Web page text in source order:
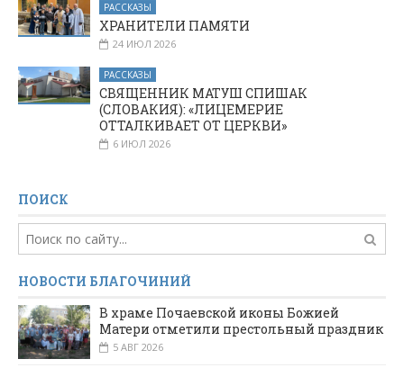
РАССКАЗЫ
ХРАНИТЕЛИ ПАМЯТИ
24 ИЮЛ 2026
РАССКАЗЫ
СВЯЩЕННИК МАТУШ СПИШАК
(СЛОВАКИЯ): «ЛИЦЕМЕРИЕ
ОТТАЛКИВАЕТ ОТ ЦЕРКВИ»
6 ИЮЛ 2026
ПОИСК
НОВОСТИ БЛАГОЧИНИЙ
В храме Почаевской иконы Божией
Матери отметили престольный праздник
5 АВГ 2026